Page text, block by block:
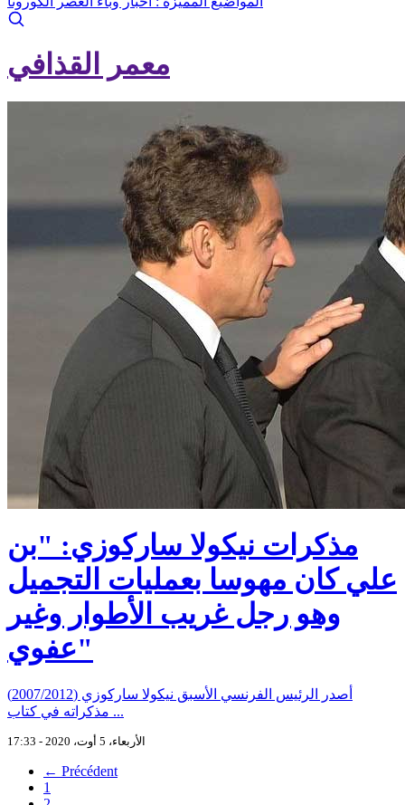
معمر القذافي
مذكرات نيكولا ساركوزي: "بن
علي كان مهوسا بعمليات التجميل
وهو رجل غريب الأطوار وغير
عفوي"
أصدر الرئيس الفرنسي الأسبق نيكولا ساركوزي (2007/2012)
مذكراته في كتاب ...
الأربعاء، 5 أوت، 2020 - 17:33
← Précédent
1